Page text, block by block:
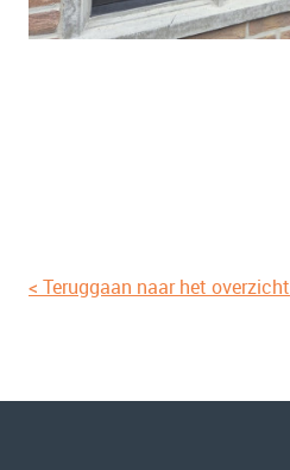
< Teruggaan naar het overzicht